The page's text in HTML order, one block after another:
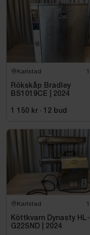
Karlstad
Rökskåp Bradley
BS1019CE | 2024
1 150 kr · 12 bud
Karlstad
Köttkvarn Dynasty HL-
G22SND | 2024